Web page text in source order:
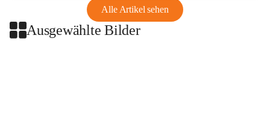
Alle Artikel sehen
Ausgewählte Bilder